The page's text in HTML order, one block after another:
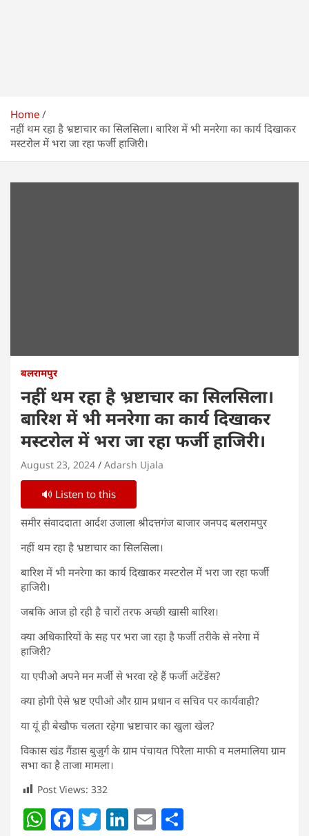
Home
नहीं थम रहा है भ्रष्टाचार का सिलसिला। बारिश में भी मनरेगा का कार्य दिखाकर
मस्टरोल में भरा जा रहा फर्जी हाजिरी।
बलरामपुर
नहीं थम रहा है भ्रष्टाचार का सिलसिला।
बारिश में भी मनरेगा का कार्य दिखाकर
मस्टरोल में भरा जा रहा फर्जी हाजिरी।
August 23, 2024 Adarsh Ujala
🔊 Listen to this
समीर संवाददाता आर्दश उजाला श्रीदत्तगंज बाजार जनपद बलरामपुर
नहीं थम रहा है भ्रष्टाचार का सिलसिला।
बारिश में भी मनरेगा का कार्य दिखाकर मस्टरोल में भरा जा रहा फर्जी
हाजिरी।
जबकि आज हो रही है चारों तरफ अच्छी खासी बारिश।
क्या अधिकारियों के सह पर भरा जा रहा है फर्जी तरीके से नरेगा में
हाजिरी?
या एपीओ अपने मन मर्जी से भरवा रहे हैं फर्जी अटेंडेंस?
क्या होगी ऐसे भ्रष्ट एपीओ और ग्राम प्रधान व सचिव पर कार्यवाही?
या यूं ही बेखौफ चलता रहेगा भ्रष्टाचार का खुला खेल?
विकास खंड गैंडास बुजुर्ग के ग्राम पंचायत पिरैला माफी व मलमालिया ग्राम
सभा का है ताजा मामला।
Post Views: 332
W F T Li E